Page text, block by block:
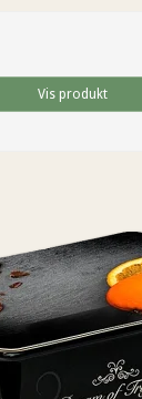
Vis produkt